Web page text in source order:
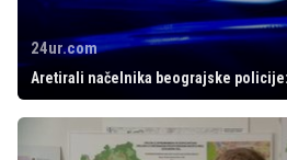
24ur.com
Aretirali načelnika beograjske